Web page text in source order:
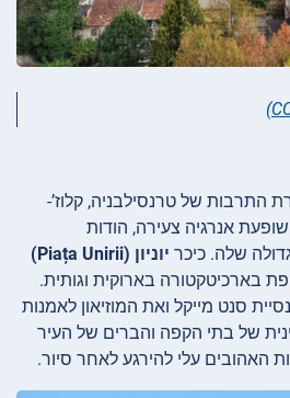
התרבות של טרנסילבניה, קלוז’-
אנרגיה צעירה, הודות
שלה. כיכר יוניון (Piața Unirii)
בארכיטקטורה בארוקית וגותית.
סנט מייקל ואת המוזיאון לאמנות
של בתי הקפה והברים של העיר
האהובים עלי להירגע לאחר סיור.